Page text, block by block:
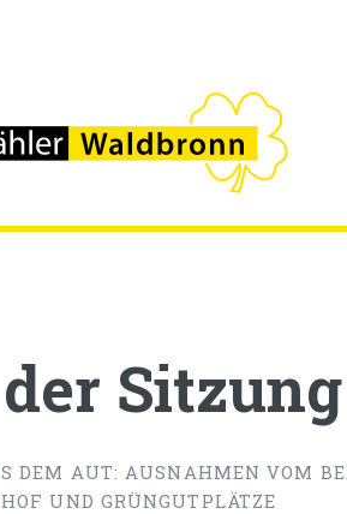
DEM AUT: AUSNAHMEN VOM
UND GRÜNGUTPLÄTZE